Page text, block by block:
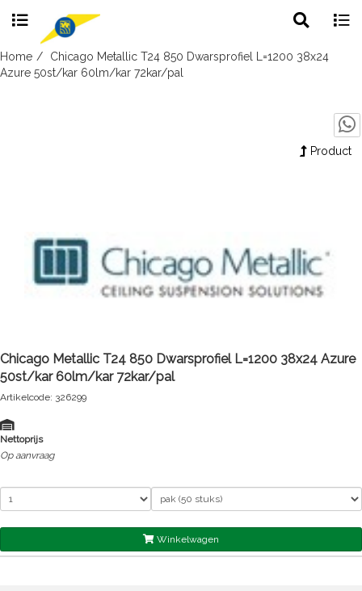
Skip
to
search
Home
Chicago Metallic T24 850 Dwarsprofiel L=1200 38x24
Azure 50st/kar 60lm/kar 72kar/pal
Product
Chicago Metallic T24 850 Dwarsprofiel L=1200 38x24 Azure
50st/kar 60lm/kar 72kar/pal
Artikelcode: 326299
Nettoprijs
Op aanvraag
Winkelwagen